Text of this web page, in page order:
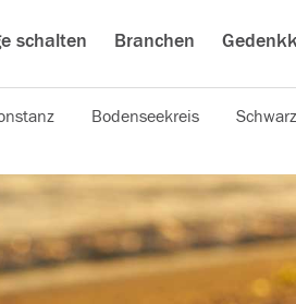
schalten Branchen
Bodenseekreis